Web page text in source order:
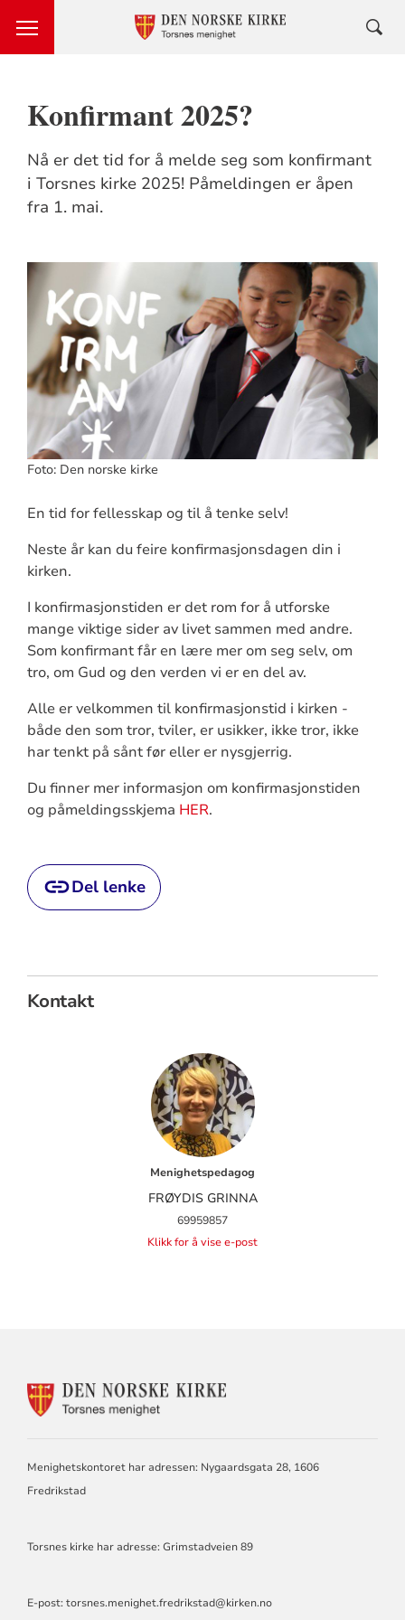
Konfirmant 2025?
Nå er det tid for å melde seg som konfirmant
i Torsnes kirke 2025! Påmeldingen er åpen
fra 1. mai.
Foto: Den norske kirke
En tid for fellesskap og til å tenke selv!
Neste år kan du feire konfirmasjonsdagen din i
kirken.
I konfirmasjonstiden er det rom for å utforske
mange viktige sider av livet sammen med andre.
Som konfirmant får en lære mer om seg selv, om
tro, om Gud og den verden vi er en del av.
Alle er velkommen til konfirmasjonstid i kirken -
både den som tror, tviler, er usikker, ikke tror, ikke
har tenkt på sånt før eller er nysgjerrig.
Du finner mer informasjon om konfirmasjonstiden
og påmeldingsskjema HER.
Del lenke
Kontakt
Menighetspedagog
FRØYDIS GRINNA
69959857
Klikk for å vise e-post
KONTAKTINFORMASJON
Menighetskontoret har adressen: Nygaardsgata 28, 1606
Fredrikstad
Torsnes kirke har adresse: Grimstadveien 89
E-post: torsnes.menighet.fredrikstad@kirken.no